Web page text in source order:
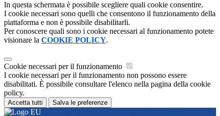
In questa schermata è possibile scegliere quali cookie consentire.
I cookie necessari sono quelli che consentono il funzionamento della
piattaforma e non è possibile disabilitarli.
Per conoscere quali sono i cookie necessari al funzionamento potete
visionare la COOKIE POLICY.
Cookie necessari per il funzionamento
I cookie necessari per il funzionamento non possono essere
disabilitati. È possibile consultare l'elenco nella pagina della cookie
policy.
Accetta tutti Salva le preferenze